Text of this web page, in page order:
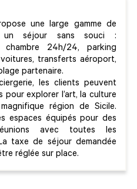
une large gamme de
un séjour sans souci :
chambre 24h/24, parking
transferts aéroport,
partenaire.
les clients peuvent
pour explorer l’art, la culture
région de Sicile.
espaces équipés pour des
avec toutes les
taxe de séjour demandée
réglée sur place.